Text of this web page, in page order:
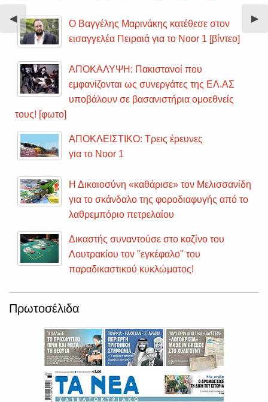
Previous
Slide
◀︎ ▶︎
Ο Βαγγέλης Μαρινάκης κατέθεσε στον
εισαγγελέα Πειραιά για το Noor 1 [βίντεο]
ΑΠΟΚΑΛΥΨΗ: Πακιστανοί που
εμφανίζονται ως συνεργάτες της ΕΛ.ΑΣ
υποβάλουν σε βασανιστήρια ομοεθνείς
τους! [φωτο]
ΑΠΟΚΛΕΙΣΤΙΚΟ: Τρεις έρευνες
για το Noor 1
Η Δικαιοσύνη «καθάρισε» τον Μελισσανίδη
για το σκάνδαλο της φοροδιαφυγής από το
λαθρεμπόριο πετρελαίου
Δικαστής συναντούσε στο καζίνο του
Λουτρακίου τον "εγκέφαλο" του
παραδικαστικού κυκλώματος!
Πρωτοσέλιδα